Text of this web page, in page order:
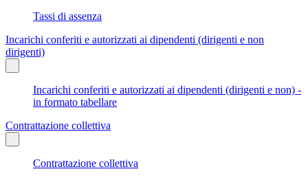
Tassi di assenza
Incarichi conferiti e autorizzati ai dipendenti (dirigenti e non
dirigenti)
Incarichi conferiti e autorizzati ai dipendenti (dirigenti e non) -
in formato tabellare
Contrattazione collettiva
Contrattazione collettiva